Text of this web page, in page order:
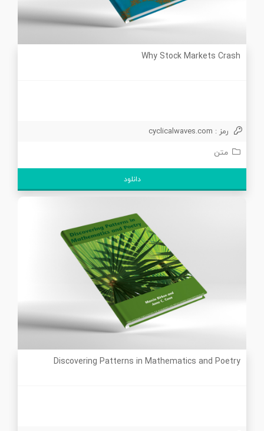
Why Stock Markets Crash
رمز : cyclicalwaves.com
متن
دانلود
Discovering Patterns in Mathematics and Poetry